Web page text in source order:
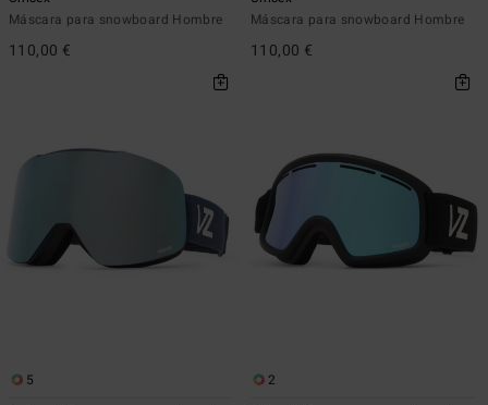
Máscara para snowboard Hombre
110,00 €
Máscara para snowboard Hombre
110,00 €
5
2